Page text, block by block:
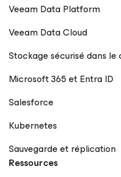
Veeam Data Platform
Veeam Data Cloud
Stockage sécurisé dans le
Microsoft 365 et Entra ID
Salesforce
Kubernetes
Sauvegarde et réplication
Ressources